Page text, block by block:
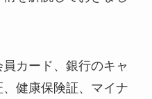
カード、銀行のキャ
健康保険証、マイナ